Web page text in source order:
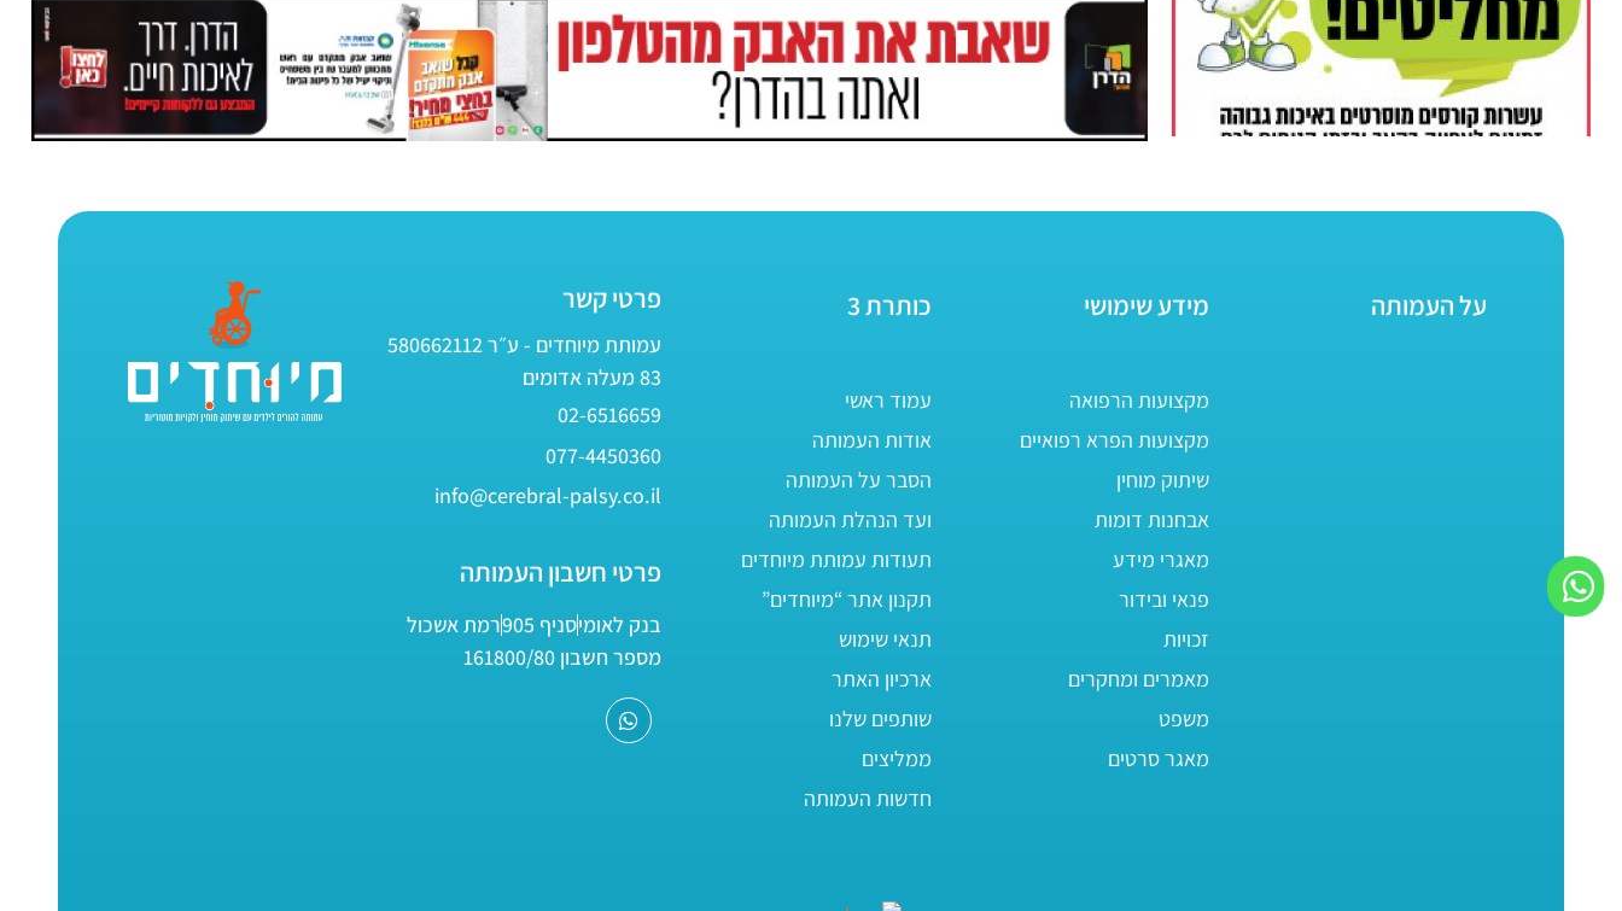
על העמותה מידע שימושי
מקצועות הרפואה
מקצועות הפרא רפואיים
שיתוק מוחין
אבחנות דומות
מאגרי מידע
פנאי ובידור
זכויות
מאמרים ומחקרים
משפט
מאגר סרטים
כותרת 3
עמוד ראשי
אודות העמותה
הסבר על העמותה
ועד הנהלת העמותה
תעודות עמותת מיוחדים
תקנון אתר “מיוחדים”
תנאי שימוש
ארכיון האתר
שותפים שלנו
ממליצים
חדשות העמותה
פרטי קשר
עמותת מיוחדים - ע״ר 580662112
83 מעלה אדומים
02-6516659
077-4450360
info@cerebral-palsy.co.il
פרטי חשבון העמותה
בנק לאומיסניף 905
רמת אשכול
מספר חשבון 161800/80